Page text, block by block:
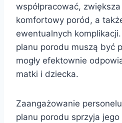
współpracować,
komfortowy poród, a
ewentualnych
planu porodu muszą być
mogły efektownie
matki i dziecka.
Zaangażowanie
planu porodu sprzyja